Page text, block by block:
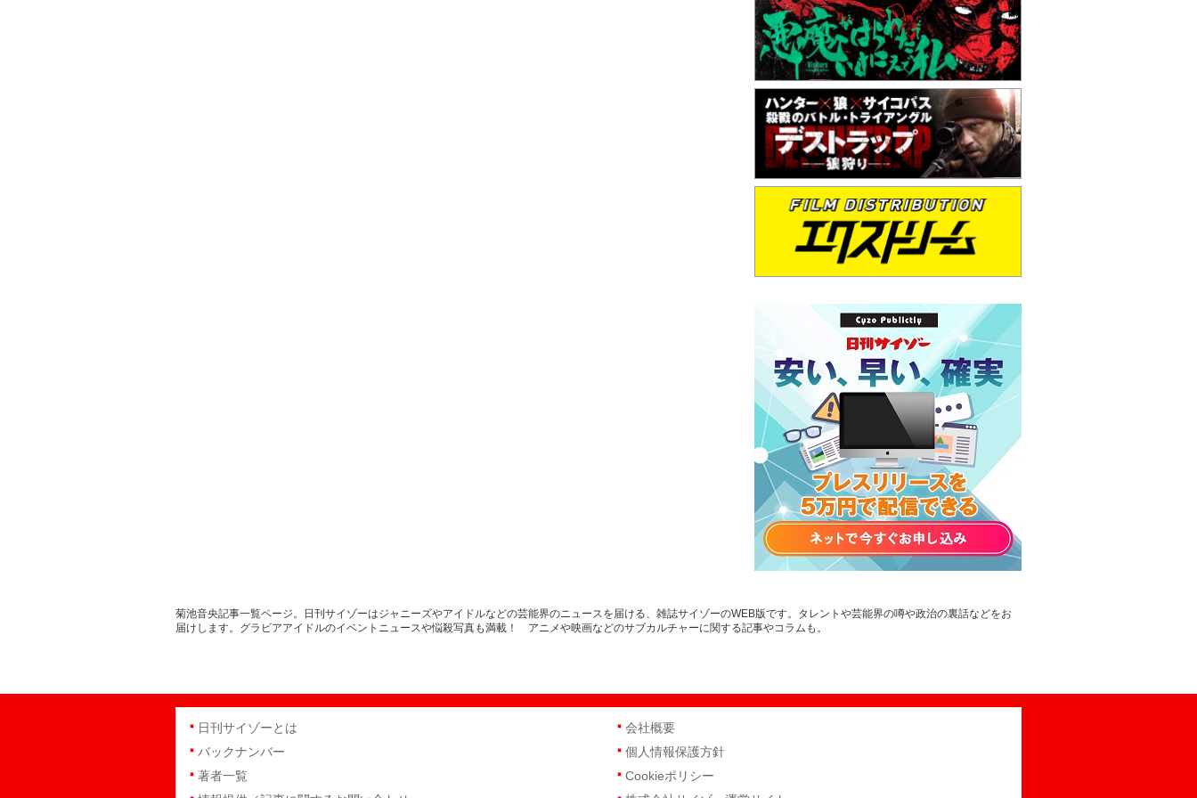
菊池音央記事一覧ページ。日刊サイゾーはジャニーズやアイドルなどの芸能界のニュースを届ける、雑誌サイゾーのWEB版です。タレントや芸能界の噂や政治の裏話などをお
届けします。グラビアアイドルのイベントニュースや悩殺写真も満載！ アニメや映画などのサブカルチャーに関する記事やコラムも。
日刊サイゾーとは
バックナンバー
著者一覧
会社概要
個人情報保護方針
Cookieポリシー